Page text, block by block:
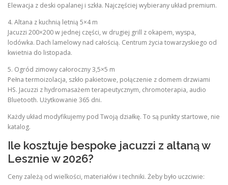
Elewacja z deski opalanej i szkła. Najczęściej wybierany układ premium.
4. Altana z kuchnią letnią 5×4 m
Jacuzzi 200×200 w jednej części, w drugiej grill z okapem, wyspa,
lodówka. Dach lamelowy nad całością. Centrum życia towarzyskiego od
kwietnia do listopada.
5. Ogród zimowy całoroczny 3,5×5 m
Pełna termoizolacja, szkło pakietowe, połączenie z domem drzwiami
HS. Jacuzzi z hydromasażem terapeutycznym, chromoterapia, audio
Bluetooth. Użytkowanie 365 dni.
Każdy układ modyfikujemy pod Twoją działkę. To są punkty startowe, nie
katalog.
Ile kosztuje bespoke jacuzzi z altaną w
Lesznie w 2026?
Ceny zależą od wielkości, materiałów i techniki. Żeby było uczciwie: